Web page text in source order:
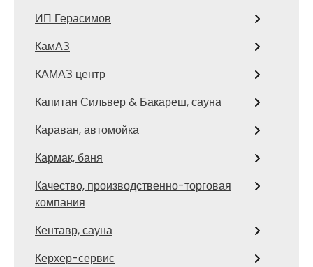
ИП Герасимов
КамАЗ
КАМАЗ центр
Капитан Сильвер & Бакареш, сауна
Караван, автомойка
Кармак, баня
Качество, производственно-торговая
компания
Кентавр, сауна
Керхер-сервис